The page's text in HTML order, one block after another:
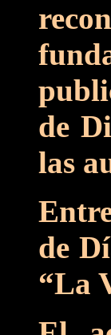
de
las
de
“La